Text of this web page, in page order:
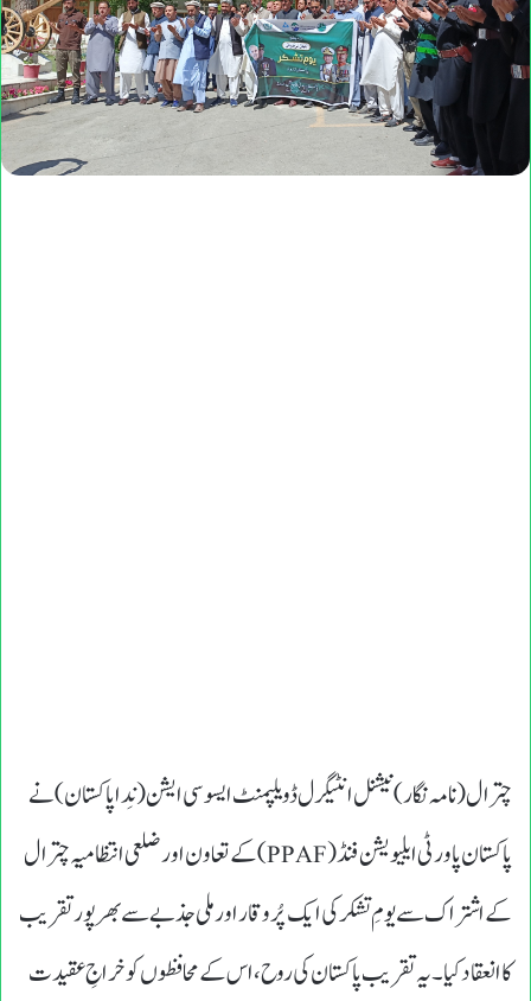
چترال (نامہ نگار)نیشنل انٹیگرل ڈویلپمنٹ ایسوسی ایشن (نِدا پاکستان) نے
پاکستان پاورٹی ایلیویشن فنڈ (PPAF) کے تعاون اور ضلعی انتظامیہ چترال
کے اشتراک سے یومِ تشکر کی ایک پُروقار اور ملی جذبے سے بھرپور تقریب
کا انعقاد کیا۔ یہ تقریب پاکستان کی روح، اس کے محافظوں کو خراجِ عقیدت